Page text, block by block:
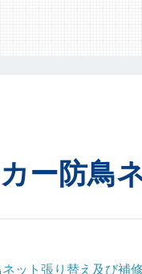
ー防鳥
ット張り替え及び補